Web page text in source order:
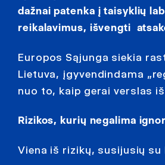
dažnai patenka į taisyklių
reikalavimus, išvengti
Europos Sąjunga siekia
Lietuva, įgyvendindama
nuo to, kaip gerai verslas
Rizikos, kurių negalima
Viena iš rizikų, susijusių